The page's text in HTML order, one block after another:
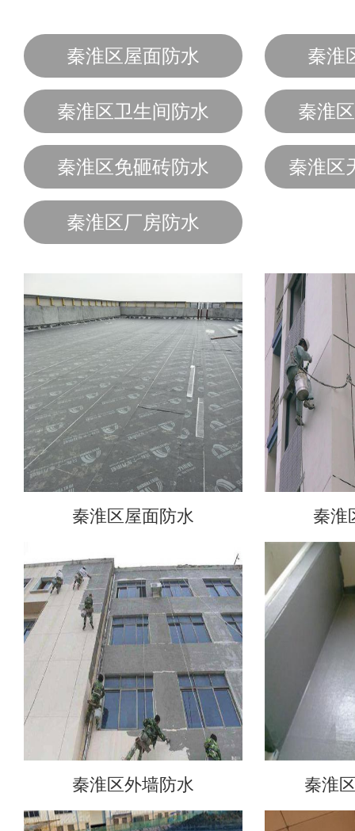
秦淮区屋面防水 秦淮
秦淮区卫生间防水 秦淮
秦淮区免砸砖防水 秦淮区
秦淮区厂房防水
秦淮区屋面防水 秦淮
秦淮区外墙防水 秦淮